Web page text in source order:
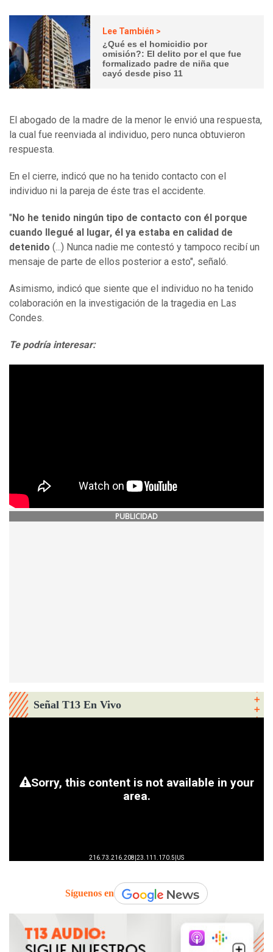
Lee También >
¿Qué es el homicidio por
omisión?: El delito por el que fue
formalizado padre de niña que
cayó desde piso 11
El abogado de la madre de la menor le envió una respuesta,
la cual fue reenviada al individuo, pero nunca obtuvieron
respuesta.
En el cierre, indicó que no ha tenido contacto con el
individuo ni la pareja de éste tras el accidente.
"No he tenido ningún tipo de contacto con él porque
cuando llegué al lugar, él ya estaba en calidad de
detenido (...) Nunca nadie me contestó y tampoco recibí un
mensaje de parte de ellos posterior a esto", señaló.
Asimismo, indicó que siente que el individuo no ha tenido
colaboración en la investigación de la tragedia en Las
Condes.
Te podría interesar:
PUBLICIDAD
Señal T13 En Vivo
Síguenos en